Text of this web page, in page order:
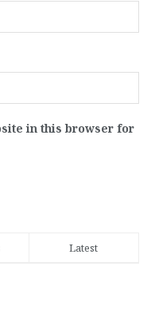
in this browser for
Latest